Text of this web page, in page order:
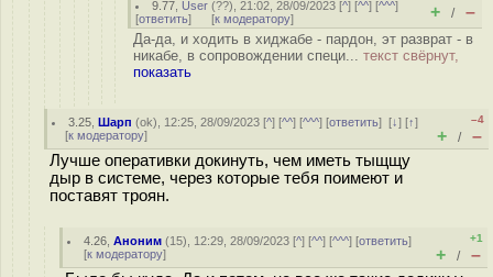
9.77 User (??), 21:02, 28/09/2023 [^] [^^] [^^^]
[ответить] [к модератору] + / –
Да-да, и ходить в хиджабе - пардон, эт разврат - в
никабе, в сопровождении специ... текст свёрнут,
показать
3.25 ,Шарп (ok), 12:25, 28/09/2023 [^] [^^] [^^^] [ответить][↓] [↑]
[к модератору]
–4
+ / –
Лучше оперативки докинуть, чем иметь тыщщу
дыр в системе, через которые тебя поимеют и
поставят троян.
4.26 ,Аноним (15), 12:29, 28/09/2023 [^] [^^] [^^^] [ответить]
[к модератору]
+1
+ / –